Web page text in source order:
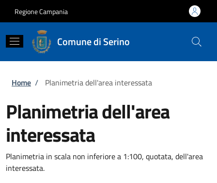
Regione Campania
Comune di Serino
Briciole di pane
Home / Planimetria dell'area interessata
Planimetria dell'area
interessata
Planimetria in scala non inferiore a 1:100, quotata, dell'area
interessata.